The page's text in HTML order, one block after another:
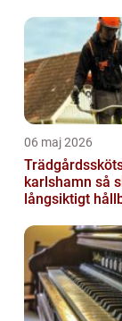
06 maj 2026
karlshamn så skapas en
långsiktigt